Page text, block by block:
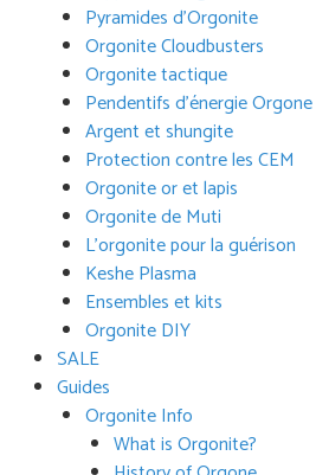
Pyramides d’Orgonite
Orgonite Cloudbusters
Orgonite tactique
Pendentifs d’énergie Orgone
Argent et shungite
Protection contre les CEM
Orgonite or et lapis
Orgonite de Muti
L’orgonite pour la guérison
Keshe Plasma
Ensembles et kits
Orgonite DIY
SALE
Guides
Orgonite Info
What is Orgonite?